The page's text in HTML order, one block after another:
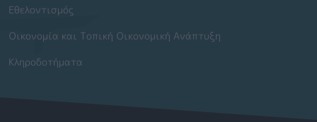
Εθελοντισμός
Οικονομία και Τοπική Οικονομική Ανάπτυξη
Κληροδοτήματα